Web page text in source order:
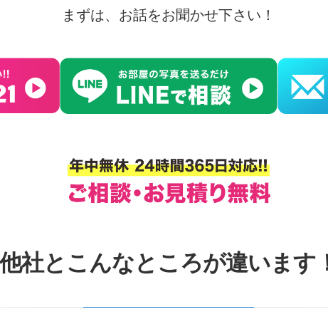
まずは、お話をお聞かせ下さい！
他社とこんなところが違います